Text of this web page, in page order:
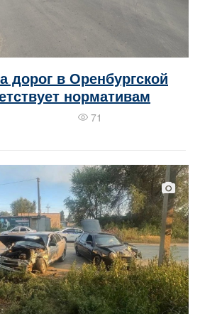
дорог в Оренбургской
нормативам
71